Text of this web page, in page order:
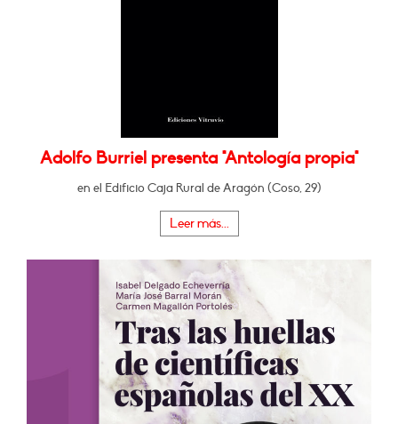
Adolfo Burriel presenta "Antología propia"
en el Edificio Caja Rural de Aragón (Coso, 29)
Leer más...